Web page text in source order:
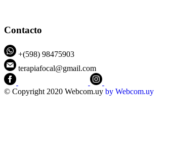
Contacto
+(598) 98475903
terapiafocal@gmail.com
© Copyright 2020 Webcom.uy by Webcom.uy